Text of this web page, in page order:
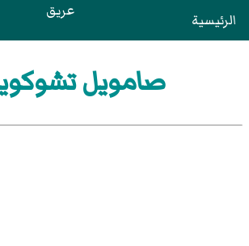
الرئيسية عريق
صامويل